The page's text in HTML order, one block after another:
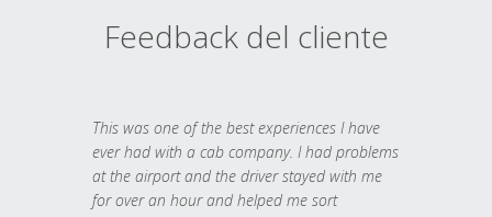
Feedback del cliente
This was one of the best experiences I have
ever had with a cab company. I had problems
at the airport and the driver stayed with me
for over an hour and helped me sort